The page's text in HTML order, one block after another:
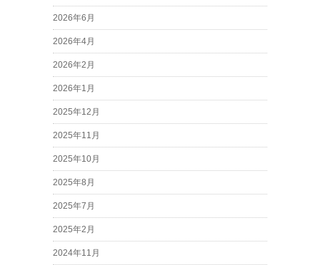
2026年6月
2026年4月
2026年2月
2026年1月
2025年12月
2025年11月
2025年10月
2025年8月
2025年7月
2025年2月
2024年11月